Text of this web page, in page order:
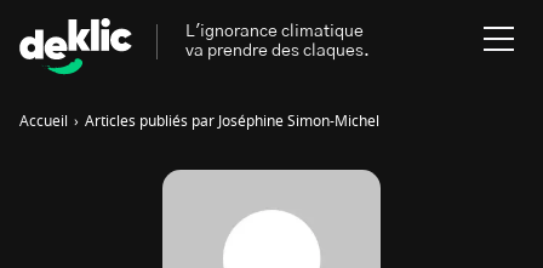
Accueil › Articles publiés par Joséphine Simon-Michel
L'ignorance climatique
va prendre des claques.